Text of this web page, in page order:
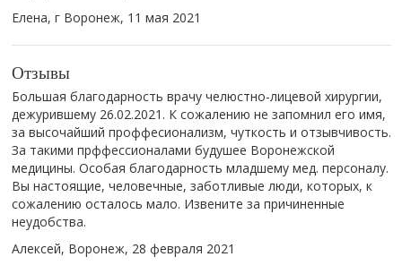
Елена, г Воронеж, 11 мая 2021
Отзывы
Большая благодарность врачу челюстно-лицевой хирургии,
дежурившему 26.02.2021. К сожалению не запомнил его имя,
за высочайший проффесионализм, чуткость и отзывчивость.
За такими прффессионалами будушее Воронежской
медицины. Особая благодарность младшему мед. персоналу.
Вы настоящие, человечные, заботливые люди, которых, к
сожалению осталось мало. Извените за причиненные
неудобства.
Алексей, Воронеж, 28 февраля 2021